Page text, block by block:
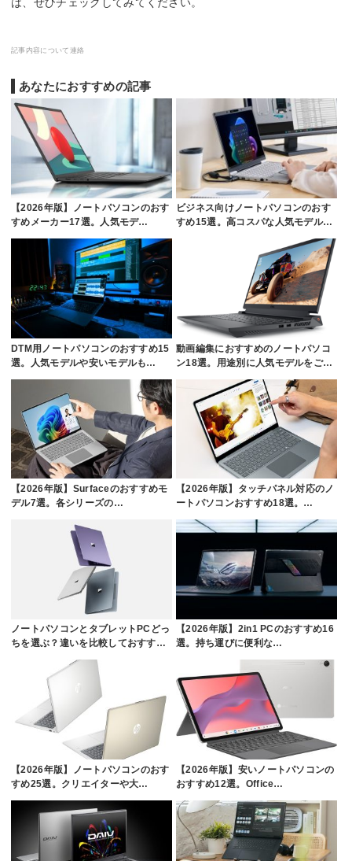
は、ぜひチェックしてみてください。
記事内容について連絡
あなたにおすすめの記事
【2026年版】ノートパソコンのおす
すめメーカー17選。人気モデ…
ビジネス向けノートパソコンのおす
すめ15選。高コスパな人気モデル…
DTM用ノートパソコンのおすすめ15
選。人気モデルや安いモデルも…
動画編集におすすめのノートパソコ
ン18選。用途別に人気モデルをご…
【2026年版】Surfaceのおすすめモ
デル7選。各シリーズの…
【2026年版】タッチパネル対応のノ
ートパソコンおすすめ18選。…
ノートパソコンとタブレットPCどっ
ちを選ぶ？違いを比較しておすす…
【2026年版】2in1 PCのおすすめ16
選。持ち運びに便利な…
【2026年版】ノートパソコンのおす
すめ25選。クリエイターや大…
【2026年版】安いノートパソコンの
おすすめ12選。Office…